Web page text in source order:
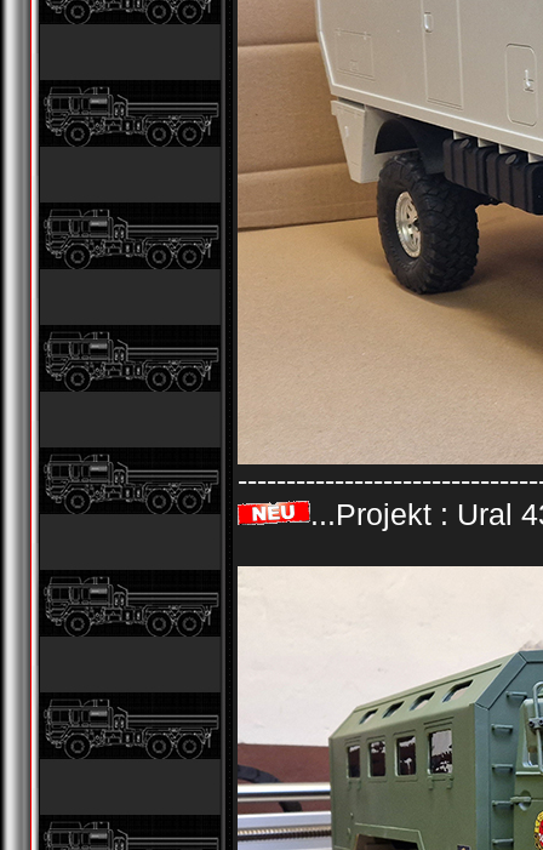
...Projekt : Ural